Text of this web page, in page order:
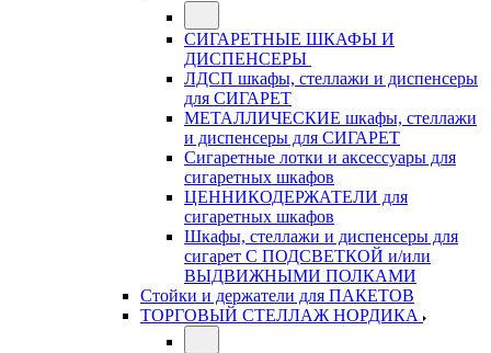
СИГАРЕТНЫЕ ШКАФЫ И
ДИСПЕНСЕРЫ
ЛДСП шкафы, стеллажи и диспенсеры
для СИГАРЕТ
МЕТАЛЛИЧЕСКИЕ шкафы, стеллажи
и диспенсеры для СИГАРЕТ
Сигаретные лотки и аксессуары для
сигаретных шкафов
ЦЕННИКОДЕРЖАТЕЛИ для
сигаретных шкафов
Шкафы, стеллажи и диспенсеры для
сигарет С ПОДСВЕТКОЙ и/или
ВЫДВИЖНЫМИ ПОЛКАМИ
Стойки и держатели для ПАКЕТОВ
ТОРГОВЫЙ СТЕЛЛАЖ НОРДИКА